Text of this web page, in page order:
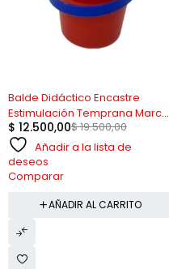
Balde Didáctico Encastre
Estimulación Temprana Marca
Risa
$19.500,00
$ 12.500,00
Añadir a la lista de
deseos
Comparar
AÑADIR AL CARRITO